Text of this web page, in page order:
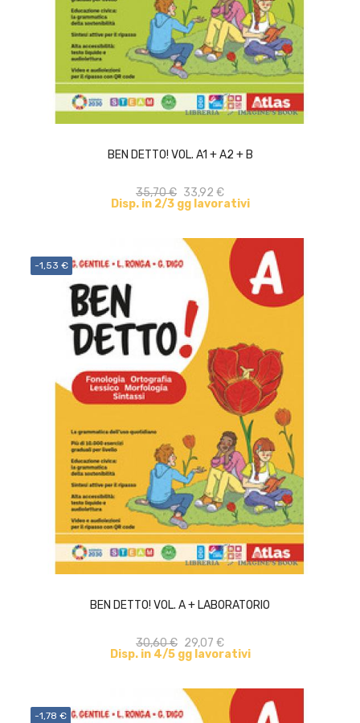
BEN DETTO! VOL. A1 + A2 + B
35,70 € 33,92 €
Disp. in 2/3 gg lavorativi
ACQUISTA
-1,53 €
BEN DETTO! VOL. A + LABORATORIO
30,60 € 29,07 €
Disp. in 4/5 gg lavorativi
ACQUISTA
-1,78 €